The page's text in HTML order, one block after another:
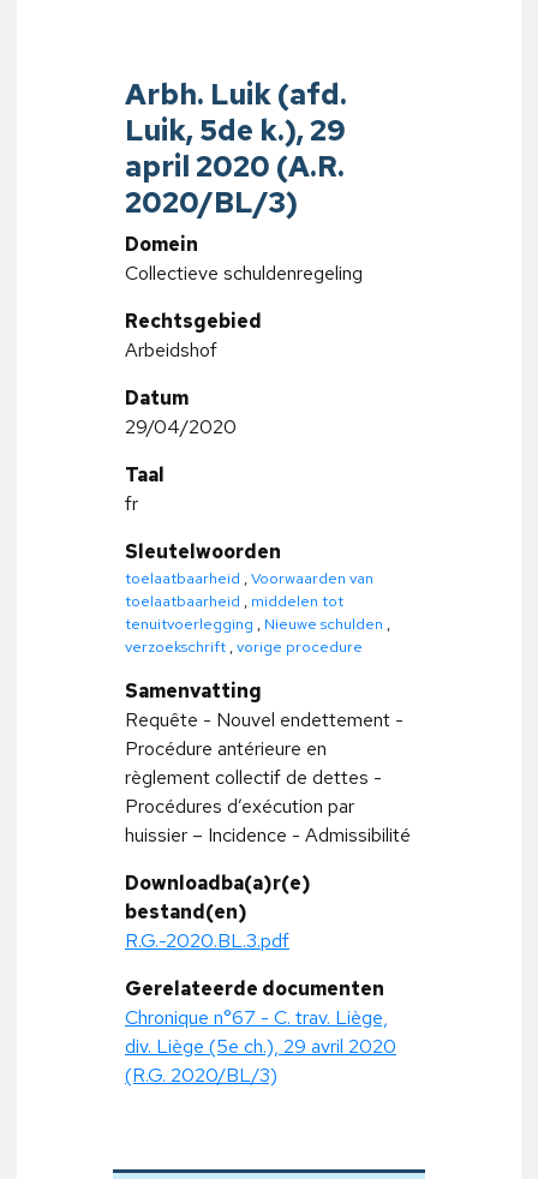
Arbh. Luik (afd.
Luik, 5de k.), 29
april 2020 (A.R.
2020/BL/3)
Domein
Collectieve schuldenregeling
Rechtsgebied
Arbeidshof
Datum
29/04/2020
Taal
fr
Sleutelwoorden
toelaatbaarheid ,Voorwaarden van
toelaatbaarheid , middelen tot
tenuitvoerlegging , Nieuwe schulden ,
verzoekschrift ,vorige procedure
Samenvatting
Requête - Nouvel endettement -
Procédure antérieure en
règlement collectif de dettes -
Procédures d’exécution par
huissier – Incidence - Admissibilité
Downloadba(a)r(e)
bestand(en)
R.G.-2020.BL.3.pdf
Gerelateerde documenten
Chronique n°67 - C. trav. Liège,
div. Liège (5e ch.), 29 avril 2020
(R.G. 2020/BL/3)